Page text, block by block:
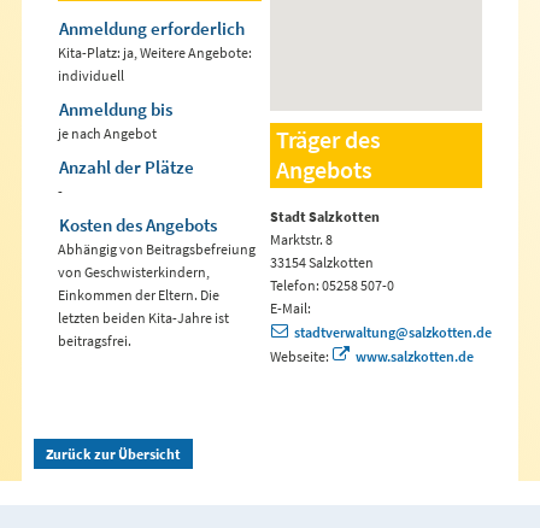
Anmeldung erforderlich
Kita-Platz: ja, Weitere Angebote:
individuell
Anmeldung bis
je nach Angebot
Anzahl der Plätze
-
Kosten des Angebots
Abhängig von Beitragsbefreiung
von Geschwisterkindern,
Einkommen der Eltern. Die
letzten beiden Kita-Jahre ist
beitragsfrei.
Träger des
Angebots
Stadt Salzkotten
Marktstr. 8
33154 Salzkotten
Telefon: 05258 507-0
E-Mail:
stadtverwaltung@salzkotten.de
Webseite:
www.salzkotten.de
Zurück zur Übersicht